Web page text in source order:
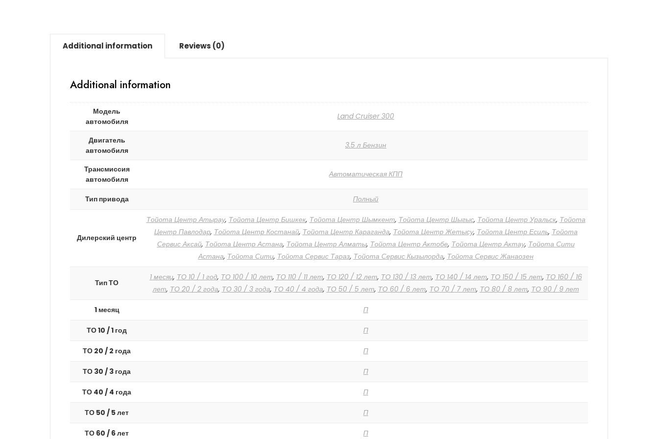
Additional information Reviews (0)
Additional information
Модель
автомобиля
Land Cruiser 300
Двигатель
автомобиля
3.5 л Бензин
Трансмиссия
автомобиля
Автоматическая КПП
Тип привода Полный
Дилерский центр
Тойота Центр Атырау, Тойота Центр Бишкек, Тойота Центр Шымкент, Тойота Центр Шыгыс, Тойота Центр Уральск, Тойота
Центр Павлодар, Тойота Центр Костанай, Тойота Центр Караганда, Тойота Центр Жетысу, Тойота Центр Есиль, Тойота
Сервис Аксай, Тойота Центр Астана, Тойота Центр Алматы, Тойота Центр Актобе, Тойота Центр Актау, Тойота Сити
Астана, Тойота Сити, Тойота Сервис Тараз, Тойота Сервис Кызылорда, Тойота Сервис Жанаозен
Тип ТО
1 месяц, ТО 10 / 1 год, ТО 100 / 10 лет, ТО 110 / 11 лет, ТО 120 / 12 лет, ТО 130 / 13 лет, ТО 140 / 14 лет, ТО 150 / 15 лет, ТО 160 / 16
лет, ТО 20 / 2 года, ТО 30 / 3 года, ТО 40 / 4 года, ТО 50 / 5 лет, ТО 60 / 6 лет, ТО 70 / 7 лет, ТО 80 / 8 лет, ТО 90 / 9 лет
1 месяц П
ТО 10 / 1 год П
ТО 20 / 2 года П
ТО 30 / 3 года П
ТО 40 / 4 года П
ТО 50 / 5 лет П
ТО 60 / 6 лет П